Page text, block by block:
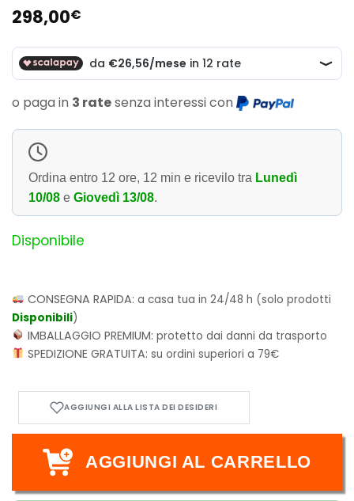
298,00€
o paga in 3 ratesenza interessi con
Ordina entro 12 ore, 12 min e ricevilo tra Lunedì
10/08 e Giovedì 13/08.
Disponibile
CONSEGNA RAPIDA:a casa tua in 24/48 h (solo prodotti
Disponibili)
IMBALLAGGIO PREMIUM:protetto dai danni da trasporto
SPEDIZIONE GRATUITA:su ordini superiori a 79€
AGGIUNGI AL CARRELLO